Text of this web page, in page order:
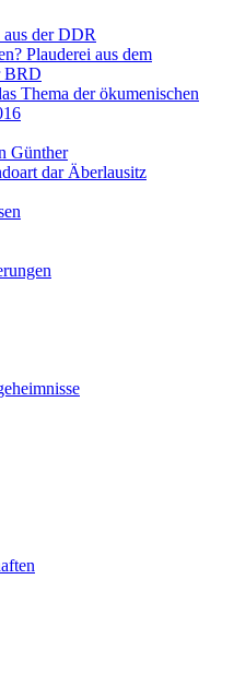
der DDR
Plauderei aus dem
BRD
Thema der ökumenischen
Günther
dar Äberlausitz